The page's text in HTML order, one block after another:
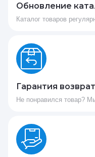
Обновление
Каталог товаров
Гарантия
Не понравился товар?